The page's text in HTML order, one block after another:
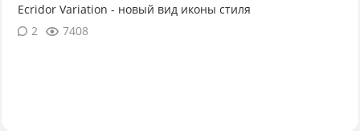
Ecridor Variation - новый вид иконы стиля
2
7408